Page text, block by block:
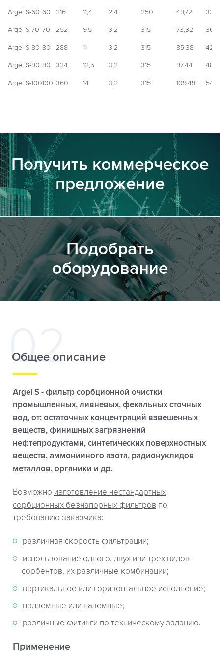
Argel S-60 60 216 11,4 2,4 250 49,72
Argel S-70 70 252 9,5 3,2 315 73,32
Argel S-80 80 288 11 3,2 315 85,38
Argel S-90 90 324 12,5 3,2 315 97,44
Argel S-100100 360 14 3,2 315 109,49
Получить коммерческое
предложение
Подобрать
оборудование
Общее описание
Argel S - фильтр сорбционной очистки
промышленных, ливневых, фекальных сточных
вод, от: остаточных концентраций взвешенных
веществ, финишных загрязнений
нефтепродуктами, синтетических поверхностных
веществ, аммонийного азота, радионуклидов
металлов, органики и др.
Возможно изготовление нестандартных
сорбционных безнапорных фильтров по
требованию заказчика:
различная скорость фильтрации;
использование одного, двух или трех видов
сорбентов, их различные комбинации;
вертикальное или горизонтальное исполнение;
подземные или наземные;
различные фитинги по техническому заданию.
Применение